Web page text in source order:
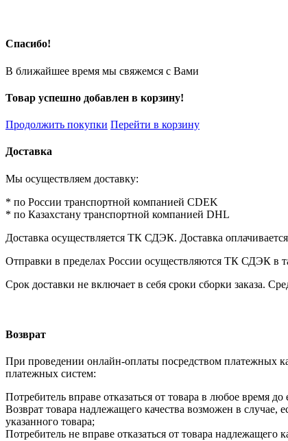
Спасибо!
В ближайшее время мы свяжемся с Вами
Товар успешно добавлен в корзину!
Продолжить покупки Перейти в корзину
Доставка
Мы осуществляем доставку:
* по России транспортной компанией CDEK
* по Казахстану транспортной компанией DHL
Доставка осуществляется ТК СДЭК. Доставка
Отправки в пределах России осуществляются ТК СДЭК в
Срок доставки не включает в себя сроки сборки заказа.
Возврат
При проведении онлайн-оплаты посредством платежных
платежных систем:
Потребитель вправе отказаться от товара в любое время
Возврат товара надлежащего качества возможен в
указанного товара;
Потребитель не вправе отказаться от товара